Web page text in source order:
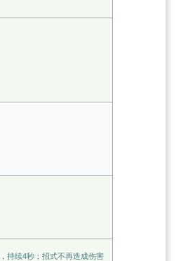
持续4秒；招式不再造成伤害